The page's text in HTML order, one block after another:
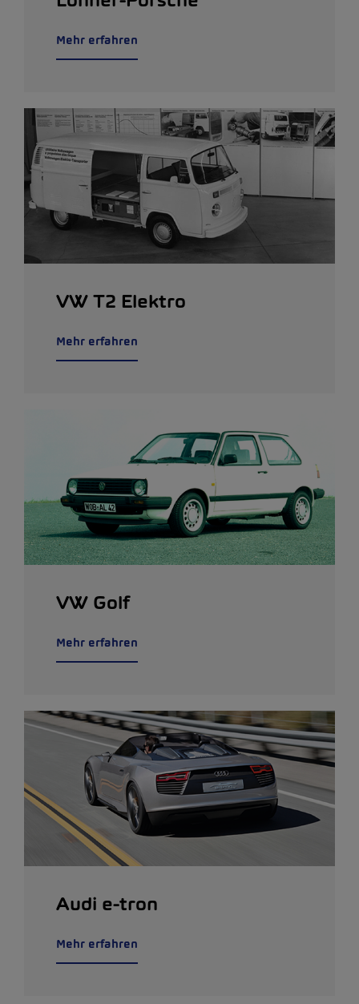
Mehr erfahren
VW T2 Elektro
Mehr erfahren
VW Golf
Mehr erfahren
Audi e-tron
Mehr erfahren